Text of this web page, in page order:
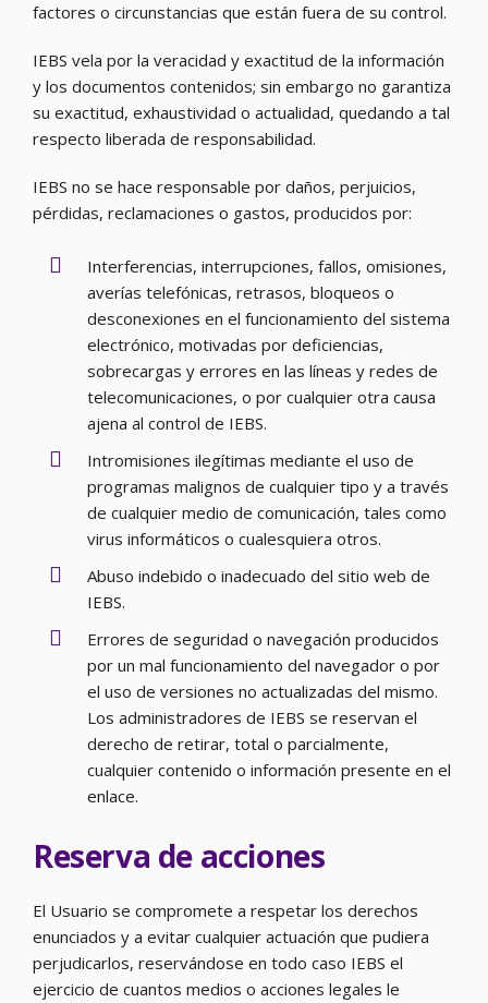
factores o circunstancias que están fuera de su control.
IEBS vela por la veracidad y exactitud de la información
y los documentos contenidos; sin embargo no garantiza
su exactitud, exhaustividad o actualidad, quedando a tal
respecto liberada de responsabilidad.
IEBS no se hace responsable por daños, perjuicios,
pérdidas, reclamaciones o gastos, producidos por:
Interferencias, interrupciones, fallos, omisiones,
averías telefónicas, retrasos, bloqueos o
desconexiones en el funcionamiento del sistema
electrónico, motivadas por deficiencias,
sobrecargas y errores en las líneas y redes de
telecomunicaciones, o por cualquier otra causa
ajena al control de IEBS.
Intromisiones ilegítimas mediante el uso de
programas malignos de cualquier tipo y a través
de cualquier medio de comunicación, tales como
virus informáticos o cualesquiera otros.
Abuso indebido o inadecuado del sitio web de
IEBS.
Errores de seguridad o navegación producidos
por un mal funcionamiento del navegador o por
el uso de versiones no actualizadas del mismo.
Los administradores de IEBS se reservan el
derecho de retirar, total o parcialmente,
cualquier contenido o información presente en el
enlace.
Reserva de acciones
El Usuario se compromete a respetar los derechos
enunciados y a evitar cualquier actuación que pudiera
perjudicarlos, reservándose en todo caso IEBS el
ejercicio de cuantos medios o acciones legales le